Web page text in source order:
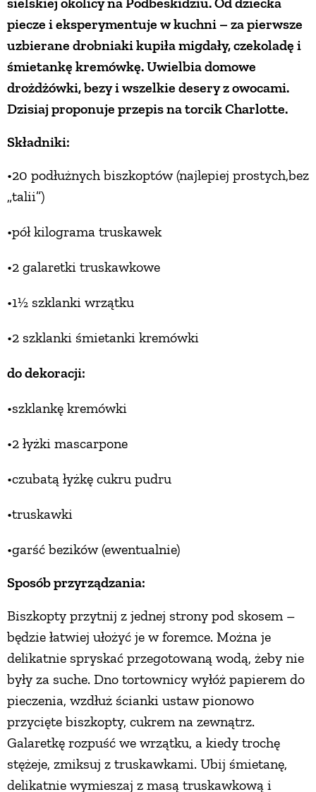
piecze i eksperymentuje w kuchni – za pierwsze
uzbierane drobniaki kupiła migdały, czekoladę i
śmietankę kremówkę. Uwielbia domowe
drożdżówki, bezy i wszelkie desery z owocami.
Dzisiaj proponuje przepis na torcik Charlotte.
Składniki:
•20 podłużnych biszkoptów (najlepiej prostych,bez
„talii”)
•pół kilograma truskawek
•2 galaretki truskawkowe
•1½ szklanki wrzątku
•2 szklanki śmietanki kremówki
do dekoracji:
•szklankę kremówki
•2 łyżki mascarpone
•czubatą łyżkę cukru pudru
•truskawki
•garść bezików (ewentualnie)
Sposób przyrządzania:
Biszkopty przytnij z jednej strony pod skosem –
będzie łatwiej ułożyć je w foremce. Można je
delikatnie spryskać przegotowaną wodą, żeby nie
były za suche. Dno tortownicy wyłóż papierem do
pieczenia, wzdłuż ścianki ustaw pionowo
przycięte biszkopty, cukrem na zewnątrz.
Galaretkę rozpuść we wrzątku, a kiedy trochę
stężeje, zmiksuj z truskawkami. Ubij śmietanę,
delikatnie wymieszaj z masą truskawkową i